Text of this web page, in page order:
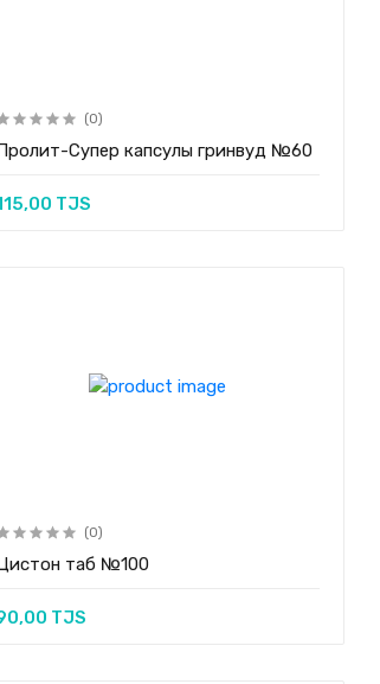
(0)
Супер капсулы гринвуд №60
TJS
(0)
таб №100
TJS